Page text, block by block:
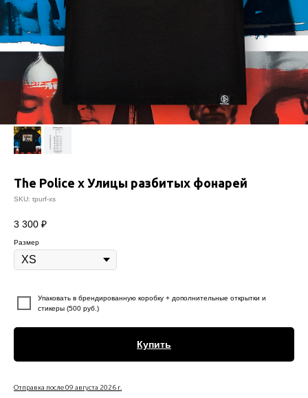
The Police x Улицы разбитых фонарей
SKU: tpurf-xs
3 300 ₽
Размер
Упаковать в брендированную коробку + дополнительные открытки и
стикеры (500 руб.)
Купить
Отправка после 09 августа 2026 г.